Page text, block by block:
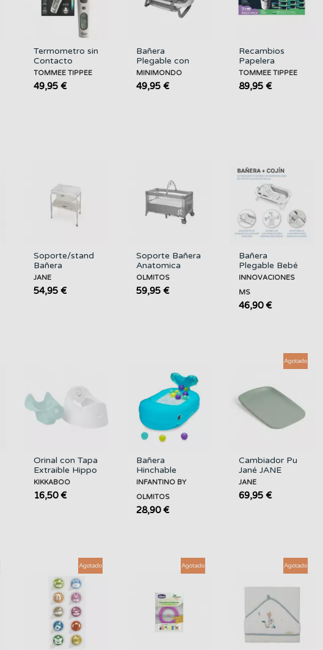
Termometro sin
Contacto
Tommee Tippe
TOMMEE
TIPPEE
TOMMEE TIPPEE
49,95 €
Bañera
Plegable con
Reductor Easy
Bath
MINIMONDO
MINIMONDO
49,95 €
Recambios
Papelera
Sangenic
12UDS
TOMMEE
TOMMEE TIPPEE
89,95 €
Soporte/stand
Bañera
Plegable Oasis
JANE
JANE
54,95 €
Soporte Bañera
Anatomica
Onda
OLMITOS
OLMITOS
59,95 €
Bañera
Plegable Bebé
Flex Rosa +
INNOVACIONES
MS
INNOVACIONES
MS
46,90 €
Orinal con Tapa
Extraible Hippo
Menta
KIKKABOO
KIKKABOO
16,50 €
Bañera
Hinchable
Ballena
INFANTINO BY
OLMITOS
INFANTINO BY
OLMITOS
28,90 €
Cambiador Pu
Jané JANE
JANE
69,95 €
Agotado
Agotado Agotado Agotado